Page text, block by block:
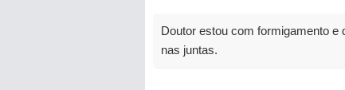
Doutor estou com formigamento e
nas juntas.